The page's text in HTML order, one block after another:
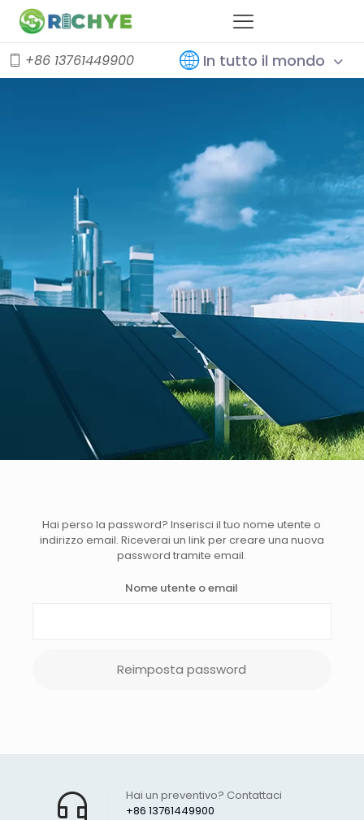
+86 13761449900 In tutto il mondo
Hai perso la password? Inserisci il tuo nome utente o
indirizzo email. Riceverai un link per creare una nuova
password tramite email.
Nome utente o email
Reimposta password
+86 13761449900
Hai un preventivo? Contattaci